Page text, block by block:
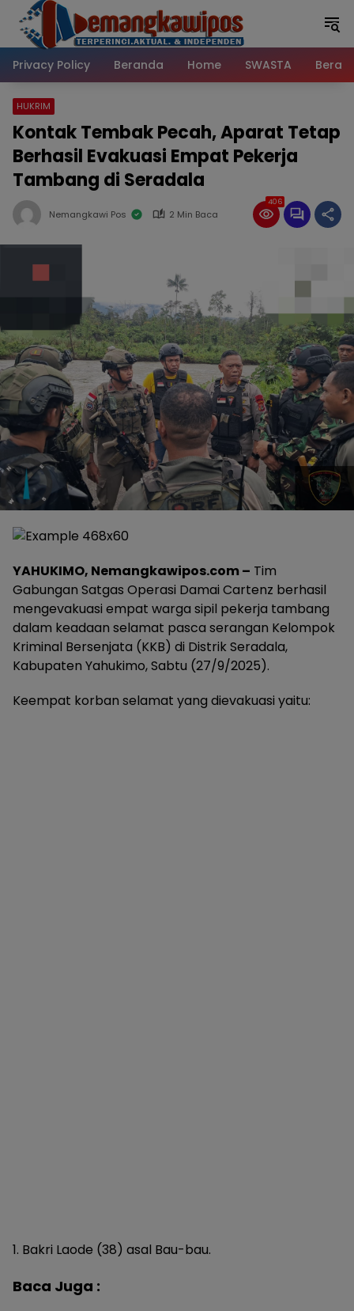
Langsung
konten
Privacy Policy
Beranda Home SWASTA
HUKRIM
Kontak Tembak Pecah, Aparat Tetap
Berhasil Evakuasi Empat Pekerja
Tambang di Seradala
Nemangkawi Pos 2 Min Baca
406
YAHUKIMO, Nemangkawipos.com – Tim
Gabungan Satgas Operasi Damai Cartenz berhasil
mengevakuasi empat warga sipil pekerja tambang
dalam keadaan selamat pasca serangan Kelompok
Kriminal Bersenjata (KKB) di Distrik Seradala,
Kabupaten Yahukimo, Sabtu (27/9/2025).
Keempat korban selamat yang dievakuasi yaitu:
1. Bakri Laode (38) asal Bau-bau.
Baca Juga :